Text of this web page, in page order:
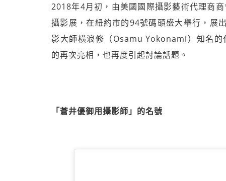
2018年4月初，由美國國際攝影藝術代理商
攝影展，在紐約市的94號碼頭盛大舉行，展
影大師橫浪修（Osamu Yokonami）知名
的再次亮相，也再度引起討論話題。
「蒼井優御用攝影師」的名號